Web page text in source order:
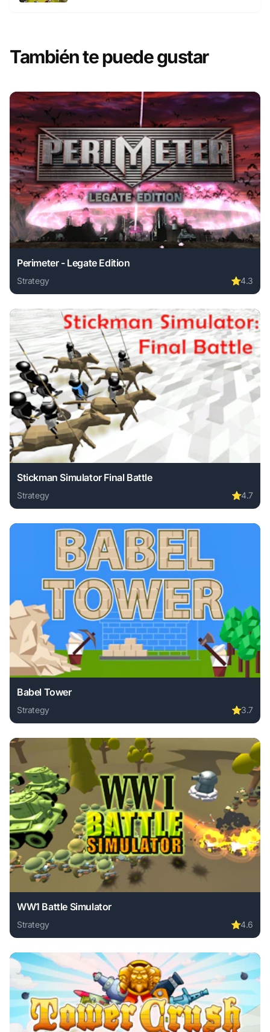
También te puede gustar
Perimeter - Legate Edition
Strategy ⭐4.3
Play Perimeter - Legate Edition online free. strategy
Stickman Simulator Final Battle
Strategy ⭐4.7
Play Stickman Simulator Final Battle online free. strategy
Babel Tower
Strategy ⭐3.7
Play Babel Tower online free. strategy game, no
WW1 Battle Simulator
Strategy ⭐4.6
Play WW1 Battle Simulator online free. strategy game, no